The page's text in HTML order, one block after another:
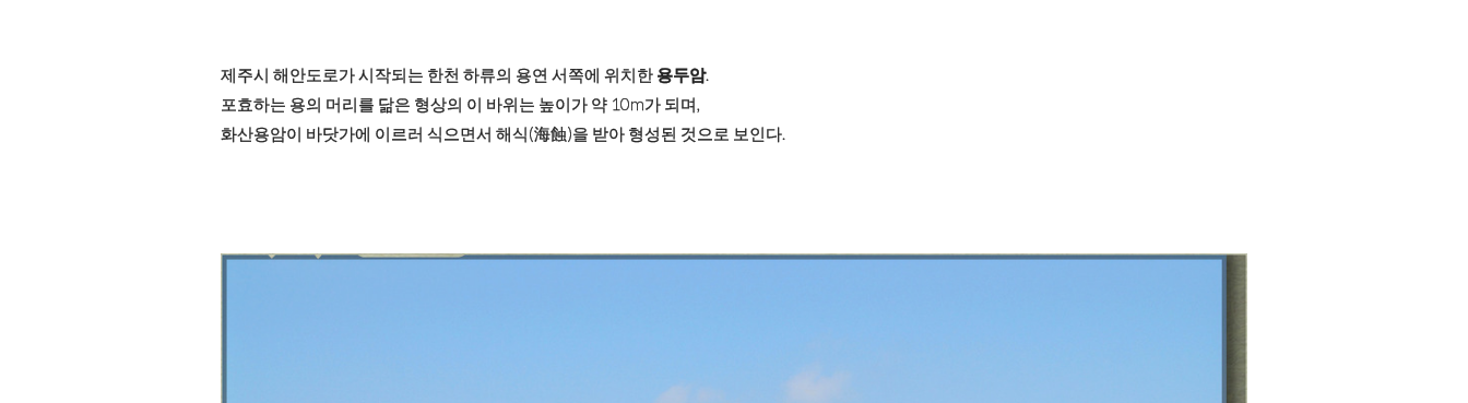
제주시 해안도로가 시작되는 한천 하류의 용연 서쪽에 위치한 용두암.
포효하는 용의 머리를 닮은 형상의 이 바위는 높이가 약 10m가 되며,
화산용암이 바닷가에 이르러 식으면서 해식(海蝕)을 받아 형성된 것으로 보인다.